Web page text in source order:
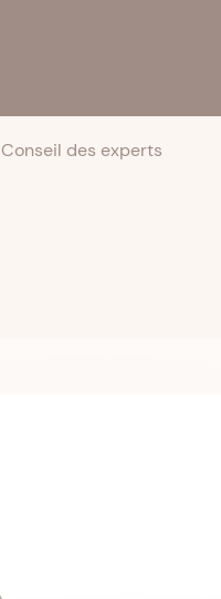
Conseil des experts